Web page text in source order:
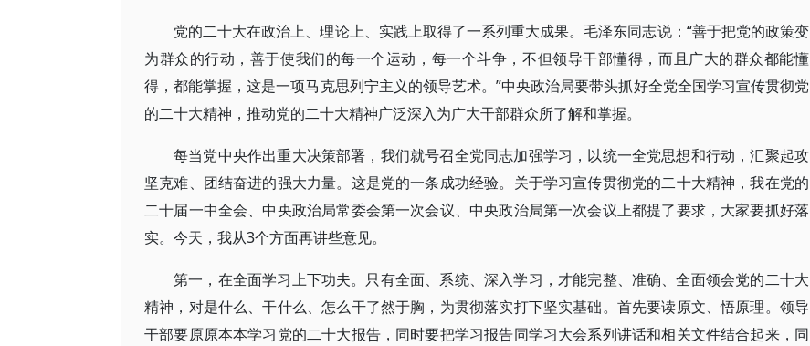
党的二十大在政治上、理论上、实践上取得了一系列重大成果。毛泽东同志说：“善于把党的政策变
为群众的行动，善于使我们的每一个运动，每一个斗争，不但领导干部懂得，而且广大的群众都能懂
得，都能掌握，这是一项马克思列宁主义的领导艺术。”中央政治局要带头抓好全党全国学习宣传贯彻党
的二十大精神，推动党的二十大精神广泛深入为广大干部群众所了解和掌握。
每当党中央作出重大决策部署，我们就号召全党同志加强学习，以统一全党思想和行动，汇聚起攻
坚克难、团结奋进的强大力量。这是党的一条成功经验。关于学习宣传贯彻党的二十大精神，我在党的
二十届一中全会、中央政治局常委会第一次会议、中央政治局第一次会议上都提了要求，大家要抓好落
实。今天，我从3个方面再讲些意见。
第一，在全面学习上下功夫。只有全面、系统、深入学习，才能完整、准确、全面领会党的二十大
精神，对是什么、干什么、怎么干了然于胸，为贯彻落实打下坚实基础。首先要读原文、悟原理。领导
干部要原原本本学习党的二十大报告，同时要把学习报告同学习大会系列讲话和相关文件结合起来，同